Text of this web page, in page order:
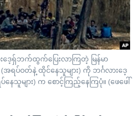
ေ့ရှ်ဘက်ထွက်ပြေးလာကြတဲ့ မြန်မာ
(အရပ်ဝတ်နဲ့ ထိုင်နေသူများ) ကို ဘင်္ဂလားဒေ့
နေသူများ) က စောင့်ကြည့်နေကြပုံ။ (ဖေဖေါ်